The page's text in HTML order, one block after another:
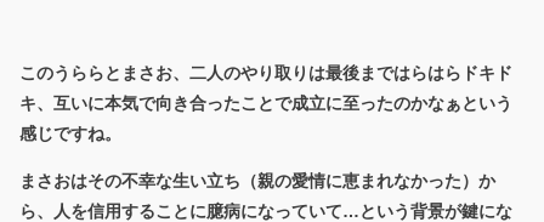
このうららとまさお、二人のやり取りは最後まではらはらドキド
キ、互いに本気で向き合ったことで成立に至ったのかなぁという
感じですね。
まさおはその不幸な生い立ち（親の愛情に恵まれなかった）か
ら、人を信用することに臆病になっていて…という背景が鍵にな